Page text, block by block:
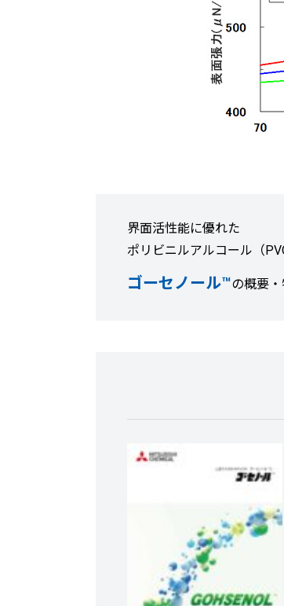
界面活性能に優れた
ポリビニルアルコール（
ゴーセノール™の概要